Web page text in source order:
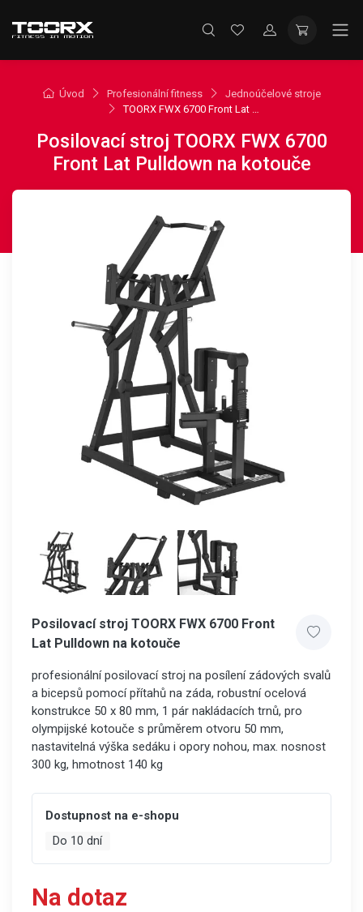
Úvod Profesionální fitness
Jednoúčelové stroje
TOORX FWX 6700 Front Lat Pulldown na kotouče
Posilovací stroj TOORX FWX 6700
Front Lat Pulldown na kotouče
Posilovací stroj TOORX FWX 6700 Front
Lat Pulldown na kotouče
profesionální posilovací stroj na posílení zádových svalů
a bicepsů pomocí přítahů na záda, robustní ocelová
konstrukce 50 x 80 mm, 1 pár nakládacích trnů, pro
olympijské kotouče s průměrem otvoru 50 mm,
nastavitelná výška sedáku i opory nohou, max. nosnost
300 kg, hmotnost 140 kg
Dostupnost na e-shopu
Do 10 dní
Na dotaz